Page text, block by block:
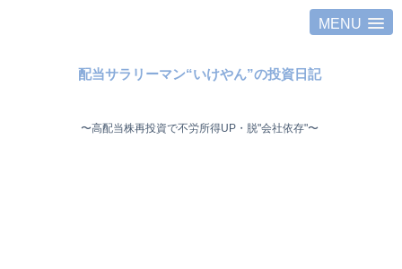
MENU
配当サラリーマン“いけやん”の投資日記 ​
〜高配当株再投資で不労所得UP・脱"会社依存"〜 ​